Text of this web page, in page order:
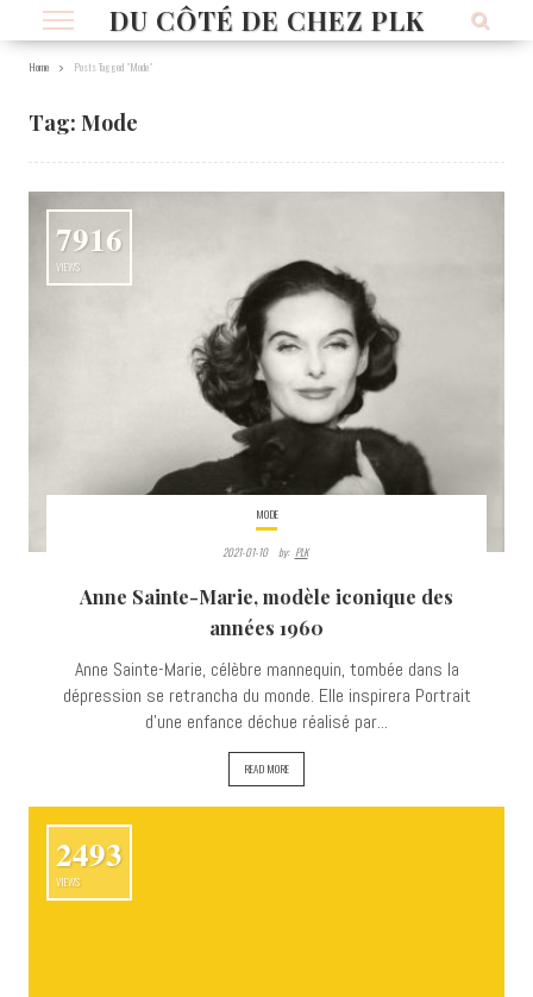
DU CÔTÉ DE CHEZ PLK
Home Posts Tagged "Mode"
Tag: Mode
7916
VIEWS
MODE
2021-01-10 By: PLK
Anne Sainte-Marie, modèle iconique des
années 1960
Anne Sainte-Marie, célèbre mannequin, tombée dans la
dépression se retrancha du monde. Elle inspirera Portrait
d’une enfance déchue réalisé par...
READ MORE
2493
VIEWS